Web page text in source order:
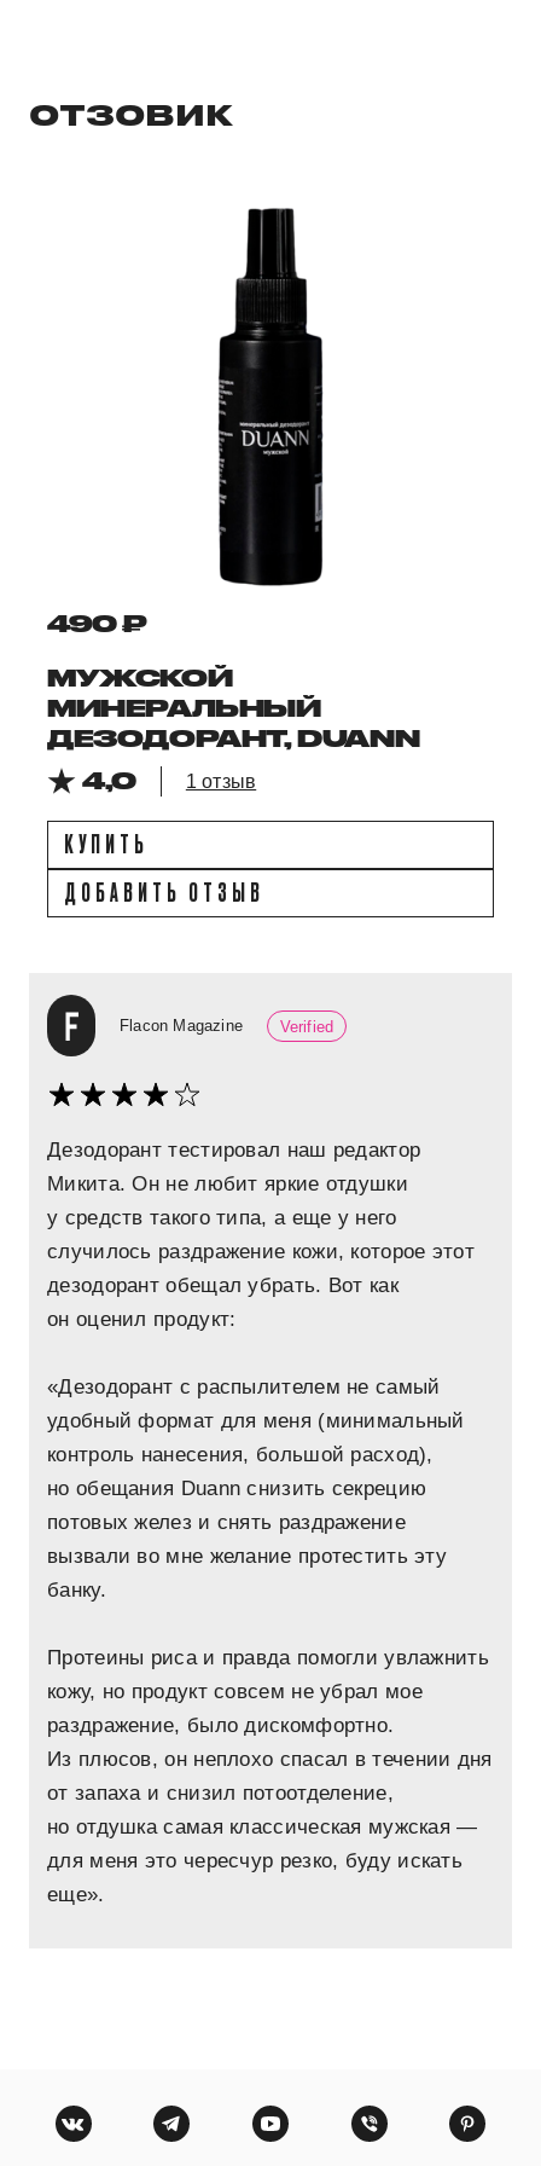
ОТЗОВИК
490 ₽
МУЖСКОЙ
МИНЕРАЛЬНЫЙ
ДЕЗОДОРАНТ, DUANN
4,0
1 отзыв
КУПИТЬ
ДОБАВИТЬ ОТЗЫВ
Flacon Magazine Verified
Дезодорант тестировал наш редактор
Микита. Он не любит яркие отдушки
у средств такого типа, а еще у него
случилось раздражение кожи, которое этот
дезодорант обещал убрать. Вот как
он оценил продукт:
«Дезодорант с распылителем не самый
удобный формат для меня (минимальный
контроль нанесения, большой расход),
но обещания Duann снизить секрецию
потовых желез и снять раздражение
вызвали во мне желание протестить эту
банку.
Протеины риса и правда помогли увлажнить
кожу, но продукт совсем не убрал мое
раздражение, было дискомфортно.
Из плюсов, он неплохо спасал в течении дня
от запаха и снизил потоотделение,
но отдушка самая классическая мужская —
для меня это чересчур резко, буду искать
еще».